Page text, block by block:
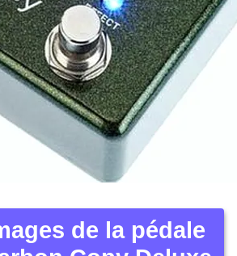
de la pédale